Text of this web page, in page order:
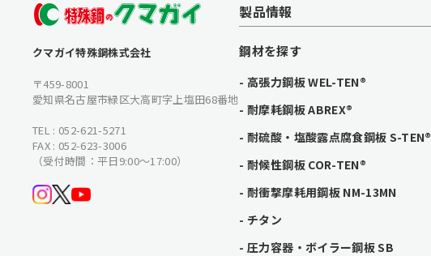
クマガイ特殊鋼株式会社
〒459-8001
愛知県名古屋市緑区大高町字上塩田68番地
TEL : 052-621-5271
FAX : 052-623-3006
（受付時間：平日9:00〜17:00）
製品情報
鋼材を探す
高張力鋼板 WEL-TEN®
耐摩耗鋼板 ABREX®
耐硫酸・塩酸露点腐食鋼板 S-TEN®
耐候性鋼板 COR-TEN®
耐衝撃摩耗用鋼板 NM-13MN
チタン
圧力容器・ボイラー鋼板 SB